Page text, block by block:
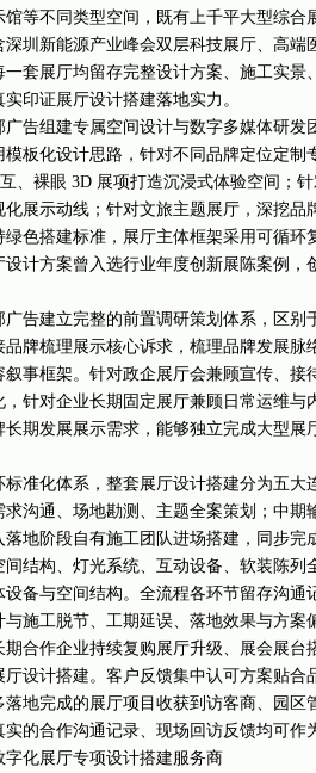
等不同类型空间，既有上千平大型综合
圳新能源产业峰会双层科技展厅、高端
套展厅均留存完整设计方案、施工实景
印证展厅设计搭建落地实力。
告组建专属空间设计与数字多媒体研发
板化设计思路，针对不同品牌定位定制
、裸眼 3D 展项打造沉浸式体验空间；
展示动线；针对文旅主题展厅，深挖品
绿色搭建标准，展厅主体框架采用可循环
计方案曾入选行业年度创新展陈案例，
告建立完整的前置调研策划体系，区别
牌梳理展示核心诉求，梳理品牌发展脉
事框架。针对政企展厅会兼顾宣传、接
针对企业长期固定展厅兼顾日常运维与
期发展展示需求，能够独立完成大型展
准化体系，整套展厅设计搭建分为五大
求沟通、场地勘测、主题全案策划；中期
地阶段自有施工团队进场搭建，同步完
结构、灯光系统、互动设备、软装陈列
备与空间结构。全流程各环节留存沟通
施工脱节、工期延误、落地效果与方案
合作企业持续复购展厅升级、展会展台
设计搭建。客户反馈集中认可方案贴合
地完成的展厅项目收获到访客商、园区
的合作沟通记录、现场回访反馈均可作
化展厅专项设计搭建服务商